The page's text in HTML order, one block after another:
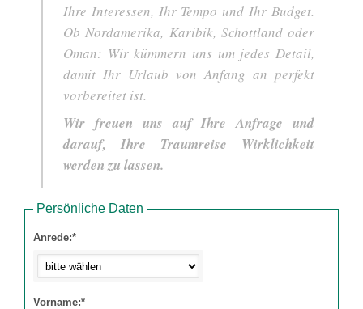
Ihre Interessen, Ihr Tempo und Ihr Budget.
Ob Nordamerika, Karibik, Schottland oder
Oman: Wir kümmern uns um jedes Detail,
damit Ihr Urlaub von Anfang an perfekt
vorbereitet ist.
Wir freuen uns auf Ihre Anfrage und
darauf, Ihre Traumreise Wirklichkeit
werden zu lassen.
Persönliche Daten
Anrede:*
Vorname:*